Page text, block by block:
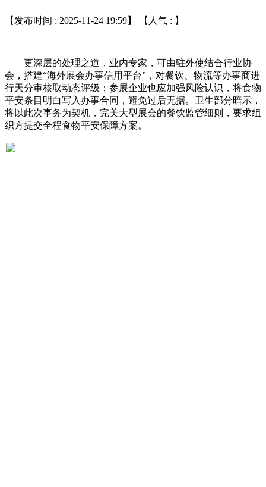
【发布时间 : 2025-11-24 19:59】 【人气 : 】
更深层的处理之道，业内专家，可由驻外使结合行业协
会，搭建“海外展会办事信用平台”，对餐饮、物流等办事商进
行天分审核取动态评级；参展企业也应加强风险认识，将食物
平安条目明白写入办事合同，避免过后无据。卫生部分暗示，
将以此次事务为契机，完美大型展会的餐饮监管细则，要求组
织方提交全程食物平安保障方案。